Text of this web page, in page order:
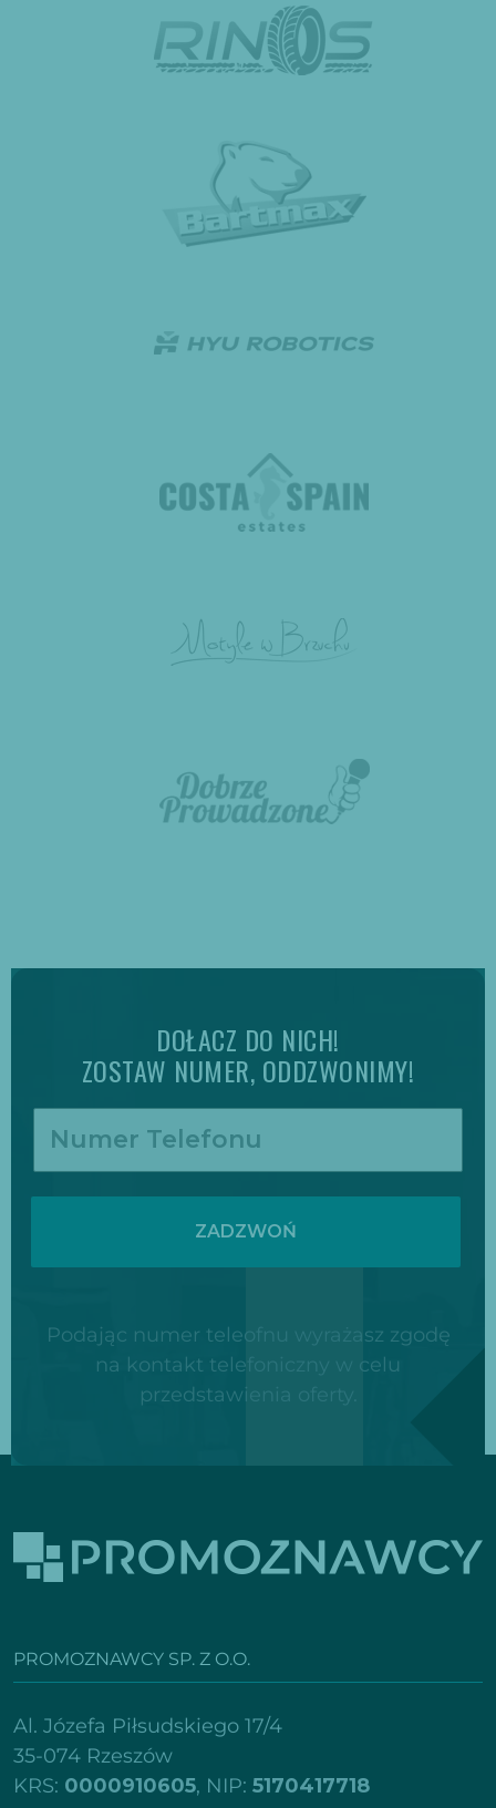
DOŁACZ DO NICH!
ZOSTAW NUMER, ODDZWONIMY!
ZADZWOŃ
Podając numer teleofnu wyrażasz zgodę
na kontakt telefoniczny w celu
przedstawienia oferty.
PROMOZNAWCY SP. Z O.O.
Al. Józefa Piłsudskiego 17/4
35-074 Rzeszów
KRS: 0000910605, NIP: 5170417718